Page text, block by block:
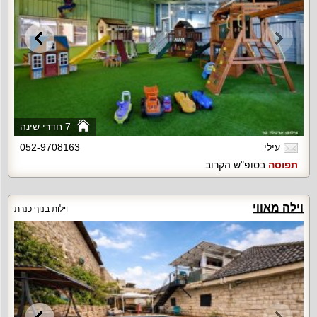
7 חדרי שינה
עילי
052-9708163
תפוסה בסופ"ש הקרוב
וילה מאווי וילות בנוף כנרת